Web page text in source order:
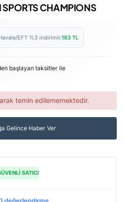
SPORTS CHAMPIONS
EFT %3 indirimli:183 TL
başlayan taksitler ile
temin edilememektedir.
Gelince Haber Ver
SATICI
değerlendirme